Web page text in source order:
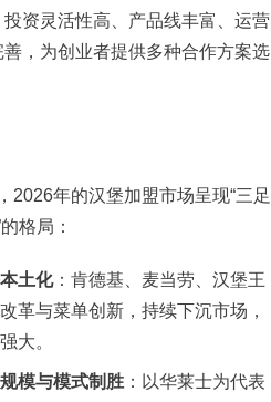
投资灵活性高、产品线丰富、运营
，为创业者提供多种合作方案选
2026年的汉堡加盟市场呈现“三足
格局：
土化：肯德基、麦当劳、汉堡王
革与菜单创新，持续下沉市场，
大。
模与模式制胜：以华莱士为代表